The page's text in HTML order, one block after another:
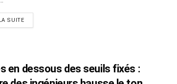
SUITE
en dessous des seuils fixés :